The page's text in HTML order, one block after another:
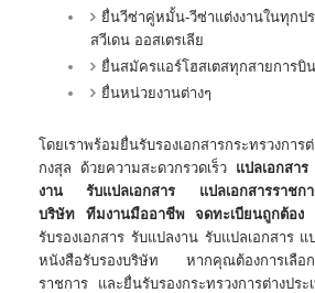
ยื่นวีซ่าคู่หมั้น-วีซ่าแต่งงานในทุก
สวีเดน ออสเตรเลีย
ยื่นสมัครแอร์โฮสเตสทุกสายการบิน
ยื่นหน่วยงานต่างๆ
โดยเราพร้อมยื่นรับรองเอกสารกระทรวงก
กงสุล ด้วยความสะดวกรวดเร็ว แปลเอกสา
งาน รับแปลเอกสาร แปลเอกสารราชก
บริษัท ทีมงานมืออาชีพ จดทะเบียนถูกต้อง
รับรองเอกสาร รับแปลงาน รับแปลเอกสาร แ
หนังสือรับรองบริษัท หากคุณต้องการเลือ
ราชการ และยื่นรับรองกระทรวงการต่างปร